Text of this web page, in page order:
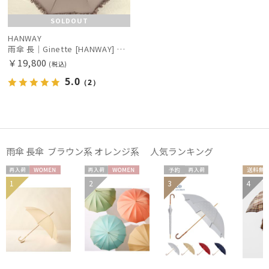
SOLDOUT
HANWAY
雨傘 長｜Ginette [HANWAY] @maruyumi様ご紹介アイテム
￥19,800 (税込)
5.0 （2）
雨傘 長傘 ブラウン系 オレンジ系 人気ランキング
再入
荷
1
再入
荷
N
2 予約 再入
荷
送料無
料
N
3
送料無
料
4